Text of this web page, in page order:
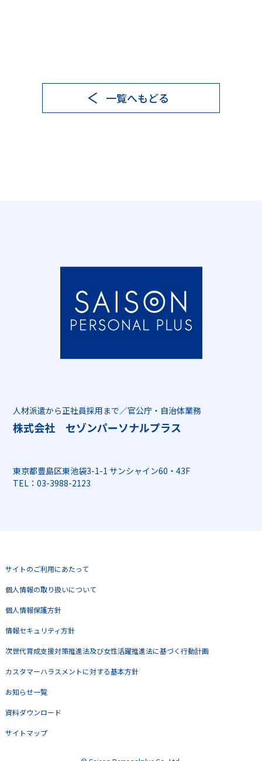
一覧へもどる
人材派遣から正社員採用まで／官公庁・自治体業務
株式会社 セゾンパーソナルプラス
東京都豊島区東池袋3-1-1 サンシャイン60・43F
TEL：03-3988-2123
サイトのご利用にあたって
個人情報の取り扱いについて
個人情報保護方針
情報セキュリティ方針
次世代育成支援対策推進法及び女性活躍推進法に基づく行動計画
カスタマーハラスメントに対する基本方針
お知らせ一覧
資料ダウンロード
サイトマップ